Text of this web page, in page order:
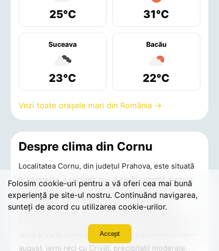
25°C 31°C
Suceava
23°C
Bacău
22°C
Vezi toate orașele mari din România →
Despre clima din Cornu
Localitatea Cornu, din județul Prahova, este situată
în Muntenia, o regiune cu un profil climatic distinct,
modelat de relieful și de poziția geografică a
României. Vremea în Cornu reflectă specificul
iarnă și vară, episoade caniculare frecvente în iulie–
august, ierni reci cu Crivăț, precipitații moderate.
Folosim cookie-uri pentru a vă oferi cea mai bună
experiență pe site-ul nostru. Continuând navigarea,
sunteți de acord cu utilizarea cookie-urilor.
Accept